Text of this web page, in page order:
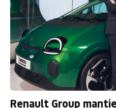
Renault Group